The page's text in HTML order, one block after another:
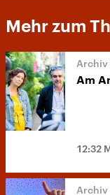
Mehr zum
Am
12:32